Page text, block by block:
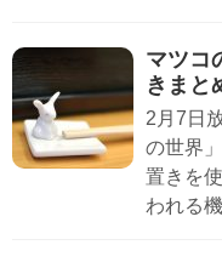
マツコ
きまと
2月7日
の世界
置きを
われる